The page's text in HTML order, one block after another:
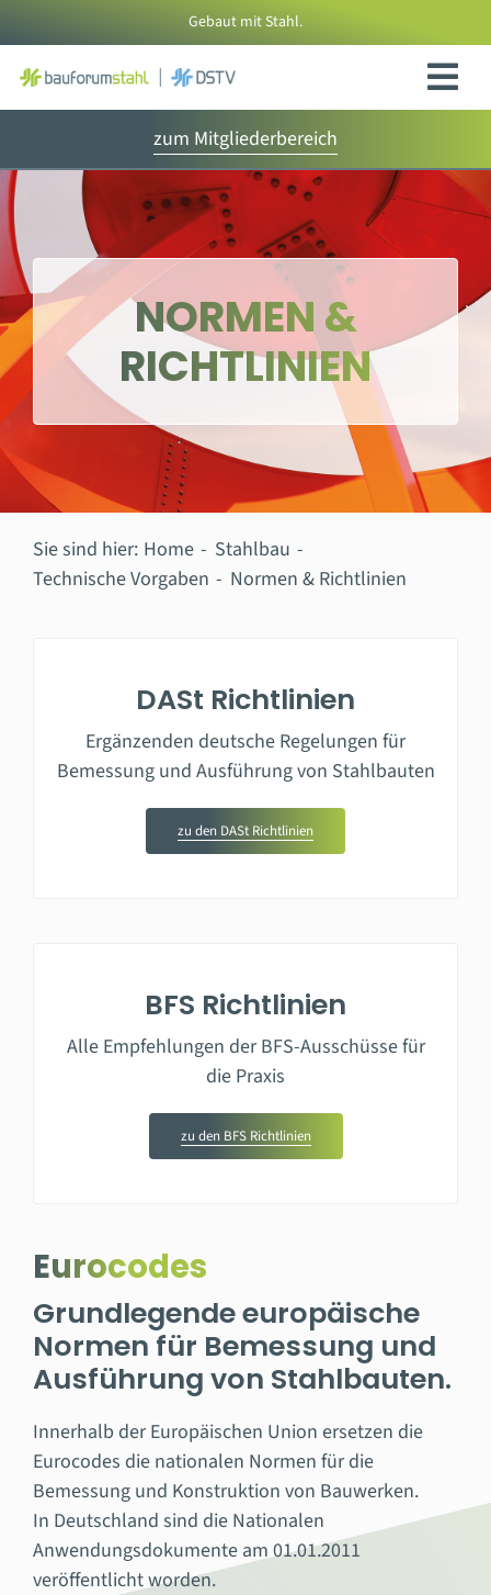
Inhalt
springen
Gebaut mit Stahl.
zum Mitgliederbereich
NORMEN &
RICHTLINIEN
Sie sind hier: Home
Stahlbau
Technische Vorgaben
Normen & Richtlinien
DASt Richtlinien
Ergänzenden deutsche Regelungen für
Bemessung und Ausführung von Stahlbauten
zu den DASt Richtlinien
BFS Richtlinien
Alle Empfehlungen der BFS-Ausschüsse für
die Praxis
zu den BFS Richtlinien
Eurocodes
Grundlegende europäische
Normen für Bemessung und
Ausführung von Stahlbauten.
Innerhalb der Europäischen Union ersetzen die
Eurocodes die nationalen Normen für die
Bemessung und Konstruktion von Bauwerken.
In Deutschland sind die Nationalen
Anwendungsdokumente am 01.01.2011
veröffentlicht worden.